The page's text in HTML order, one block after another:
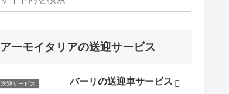
アーモイタリアの送迎サービス
送迎サービス バーリの送迎車サービス